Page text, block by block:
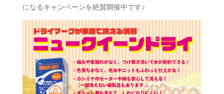
になるキャンペーンを絶賛開催中です♪